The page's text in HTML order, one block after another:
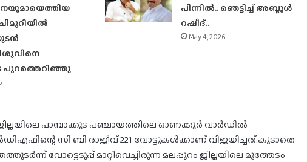
പുറത്തെറിഞ്ഞു
പിന്നില്‍.. ഞെട്ടിച്ച് അബ്ദുൾ
റഷീദ്..
May 4, 2026
പാമ്പാക്കുട പഞ്ചായത്തിലെ ഓണക്കൂര്‍ വാര്‍ഡില്‍
സി ബി രാജീവ് 221 വോട്ടുകള്‍ക്കാണ് വിജയിച്ചത്.കൂടാതെ
വോട്ടെടുപ്പ് മാറ്റിവെച്ചിരുന്ന മലപ്പുറം ജില്ലയിലെ മൂത്തേടം